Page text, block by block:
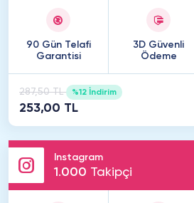
90 Gün Telafi
Garantisi
3D Güvenli
Ödeme
287,50 TL %12 İndirim
253,00 TL
Instagram
1 .000 Takipçi